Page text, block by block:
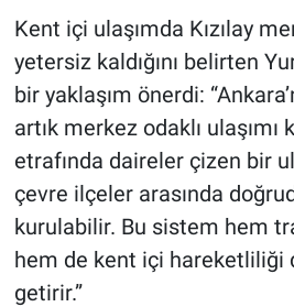
Kent içi ulaşımda Kızılay
yetersiz kaldığını belirten
bir yaklaşım önerdi:
artık merkez odaklı ulaşımı
etrafında daireler çizen bir
çevre ilçeler arasında
kurulabilir. Bu sistem hem
hem de kent içi hareketliliği
getirir.”